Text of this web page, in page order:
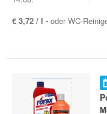
€ 3,72 / l - oder WC-